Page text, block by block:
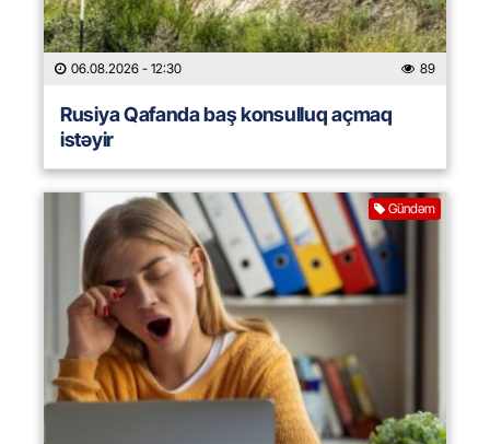
06.08.2026 - 12:30 89
Rusiya Qafanda baş konsulluq açmaq
istəyir
Gündəm